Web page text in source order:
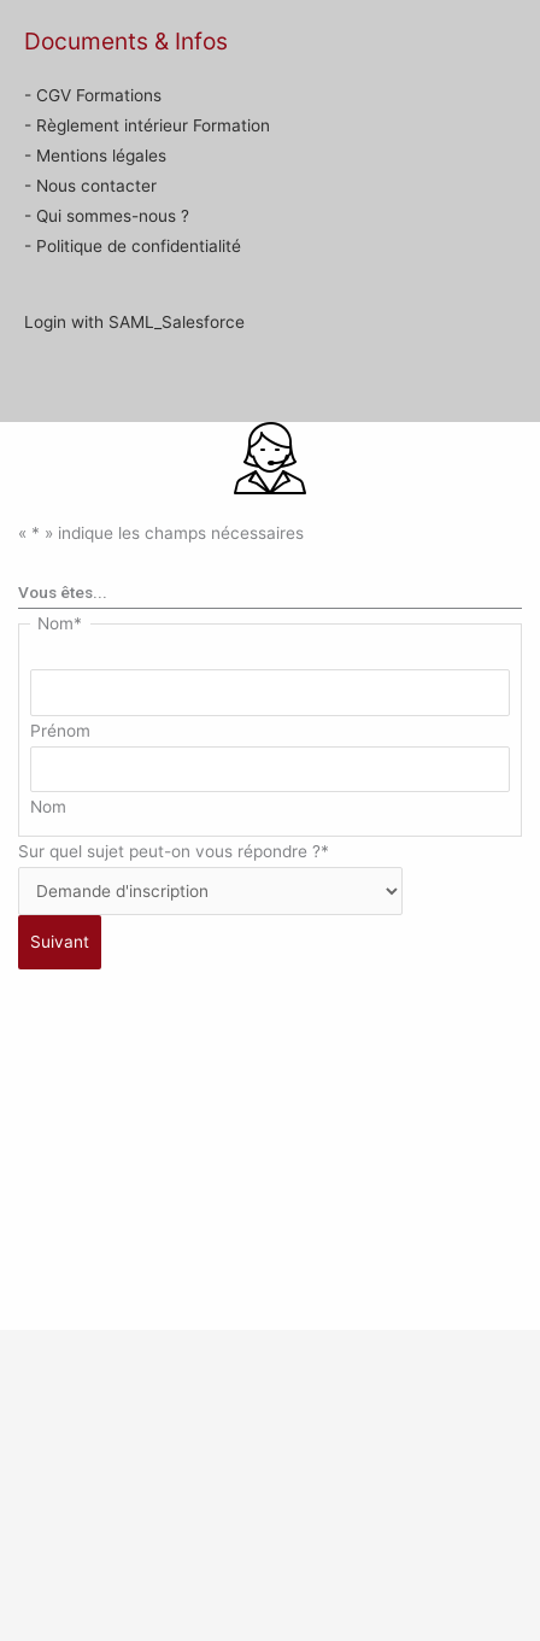
Documents & Infos
- CGV Formations
- Règlement intérieur Formation
- Mentions légales
- Nous contacter
- Qui sommes-nous ?
- Politique de confidentialité
Login with SAML_Salesforce
« * » indique les champs nécessaires
Vous êtes...
Nom*
Prénom
Nom
Sur quel sujet peut-on vous répondre ?*
Suivant